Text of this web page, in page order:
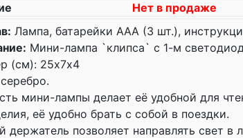
Нет в продаже
Лампа, батарейки ААА (3 шт.),
Мини-лампа `клипса` с 1-м
(см): 25х7х4
мини-лампы делает её удобной для
её удобно брать с собой в поездки.
держатель позволяет направлять свет в